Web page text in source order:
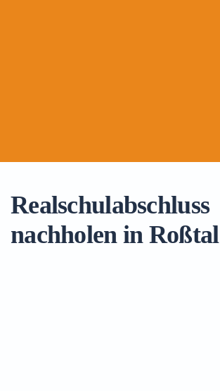
Realschulabschluss
nachholen in Roßtal